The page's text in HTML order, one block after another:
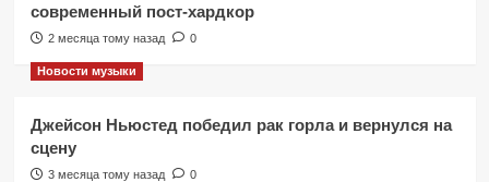
современный пост-хардкор
2 месяца тому назад 0
Новости музыки
Джейсон Ньюстед победил рак горла и вернулся на
сцену
3 месяца тому назад 0